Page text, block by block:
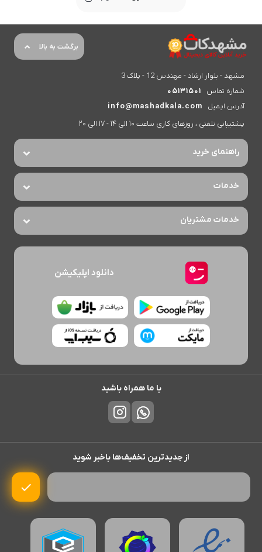
برگشت به بالا
مشهد - بلوار ارشاد - مهندس 12 - پلاک 3
شماره تماس
05131501
آدرس ایمیل
info@mashadkala.com
پشتیبانی تلفنی ، روزهای کاری ساعت 10 الی 14 - 17 الی 20
راهنمای خرید
خدمات
خدمات مشتریان
دانلود اپلیکیشن
با ما همراه باشید
از جدیدترین تخفیف‌ها باخبر شوید